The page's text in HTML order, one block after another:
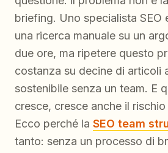
briefing. Uno specialista SEO
una ricerca manuale su un
due ore, ma ripetere questo
costanza su decine di articoli
sostenibile senza un team. E
cresce, cresce anche il
Ecco perché la SEO team
tanto: senza un processo di